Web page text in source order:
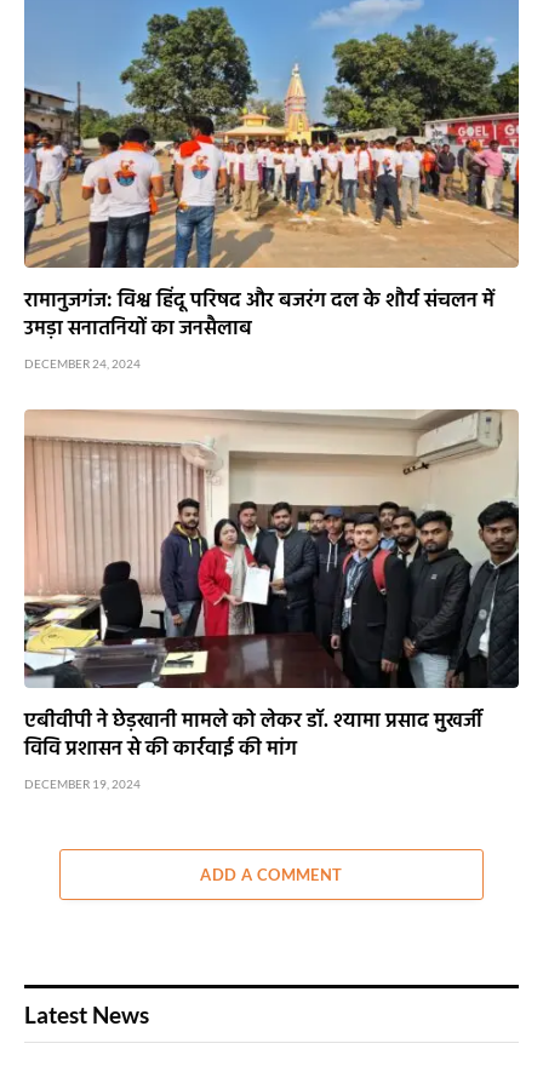
रामानुजगंज: विश्व हिंदू परिषद और बजरंग दल के शौर्य संचलन में
उमड़ा सनातनियों का जनसैलाब
DECEMBER 24, 2024
एबीवीपी ने छेड़खानी मामले को लेकर डॉ. श्यामा प्रसाद मुखर्जी
विवि प्रशासन से की कार्रवाई की मांग
DECEMBER 19, 2024
ADD A COMMENT
Latest News